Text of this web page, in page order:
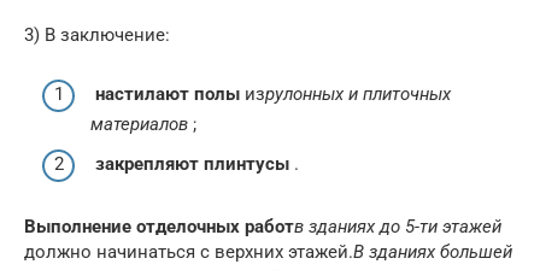
3) В заключение:
настилают полы изрулонных и плиточных
материалов ;
закрепляют плинтусы .
Выполнение отделочных работв зданиях до 5-ти этажей
должно начинаться с верхних этажей.В зданиях большей